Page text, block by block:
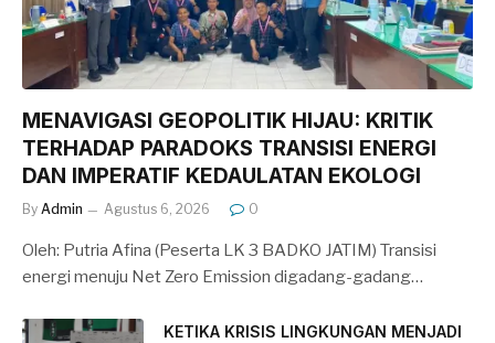
MENAVIGASI GEOPOLITIK HIJAU: KRITIK
TERHADAP PARADOKS TRANSISI ENERGI
DAN IMPERATIF KEDAULATAN EKOLOGI
By Admin Agustus 6, 2026 0
Oleh: Putria Afina (Peserta LK 3 BADKO JATIM) Transisi
energi menuju Net Zero Emission digadang-gadang…
KETIKA KRISIS LINGKUNGAN MENJADI